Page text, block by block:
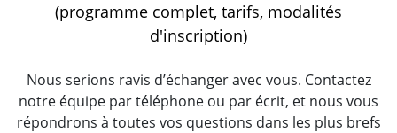
(programme complet, tarifs, modalités
d'inscription)
Nous serions ravis d’échanger avec vous. Contactez
notre équipe par téléphone ou par écrit, et nous vous
répondrons à toutes vos questions dans les plus brefs